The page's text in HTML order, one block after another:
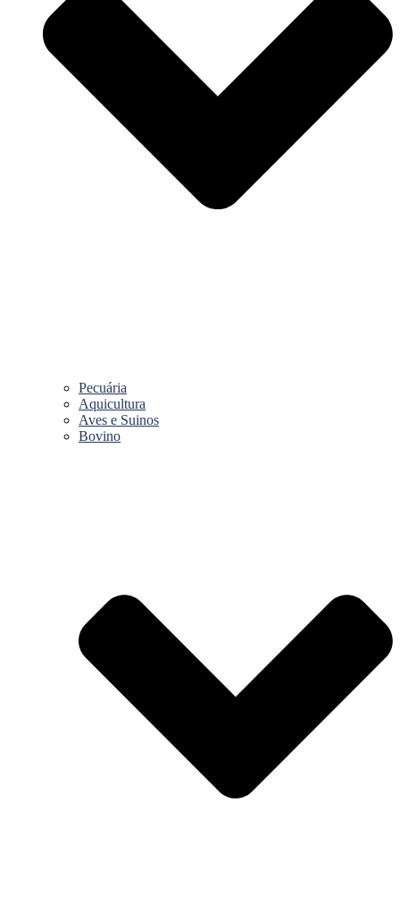
Pecuária
Aquicultura
Aves e Suinos
Bovino